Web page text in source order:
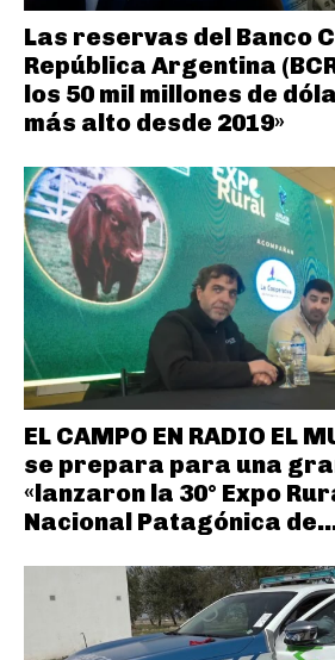
Las reservas del Banco
República Argentina
los 50 mil millones de
más alto desde 2019»
EL CAMPO EN RADIO EL
se prepara para una
«lanzaron la 30° Expo
Nacional Patagónica